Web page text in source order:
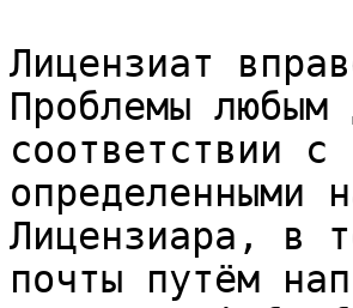
Лицензиат
Проблемы
соответствии с
определенными
Лицензиара, в
почты путём